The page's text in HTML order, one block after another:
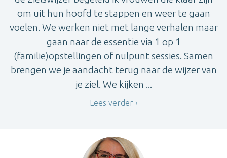
om uit hun hoofd te stappen en weer te gaan
voelen. We werken niet met lange verhalen maar
gaan naar de essentie via 1 op 1
(familie)opstellingen of nulpunt sessies. Samen
brengen we je aandacht terug naar de wijzer van
je ziel. We kijken ...
Lees verder